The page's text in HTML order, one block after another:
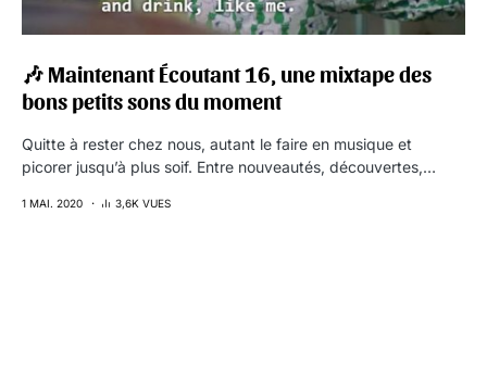
🎶 Maintenant Écoutant 16, une mixtape des
bons petits sons du moment
Quitte à rester chez nous, autant le faire en musique et
picorer jusqu’à plus soif. Entre nouveautés, découvertes,…
1 MAI. 2020 3,6K VUES